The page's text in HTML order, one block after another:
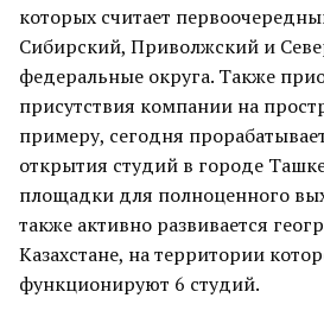
которых считает
Сибирский, Приволжский и
федеральные округа. Также
присутствия компании на
примеру, сегодня
открытия студий в городе
площадки для полноценного
также активно развивается
Казахстане, на территории
функционируют 6 студий.